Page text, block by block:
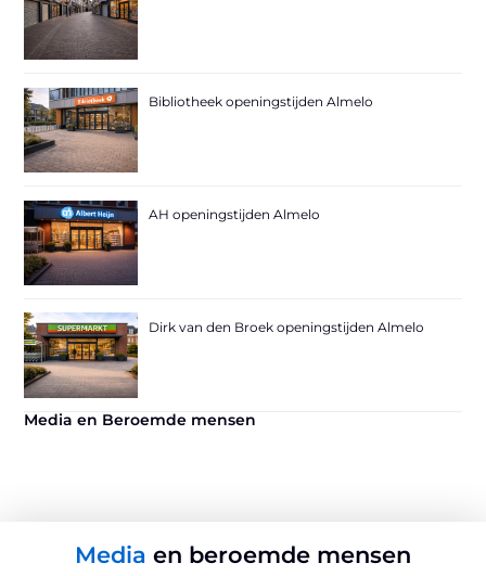
Bibliotheek openingstijden Almelo
AH openingstijden Almelo
Dirk van den Broek openingstijden Almelo
Media en Beroemde mensen
Media en beroemde mensen